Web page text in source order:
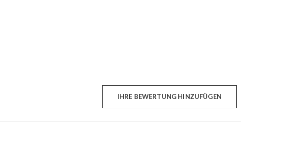
IHRE BEWERTUNG HINZUFÜGEN